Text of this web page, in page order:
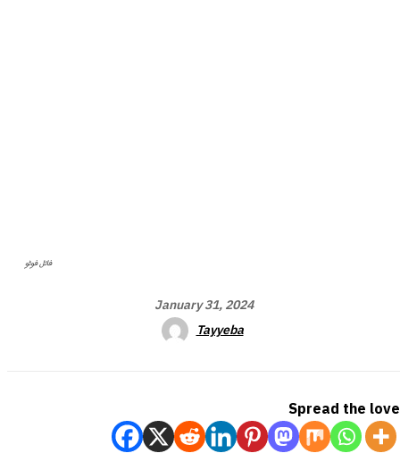
فائل فوٹو
January 31, 2024
Tayyeba
Spread the love